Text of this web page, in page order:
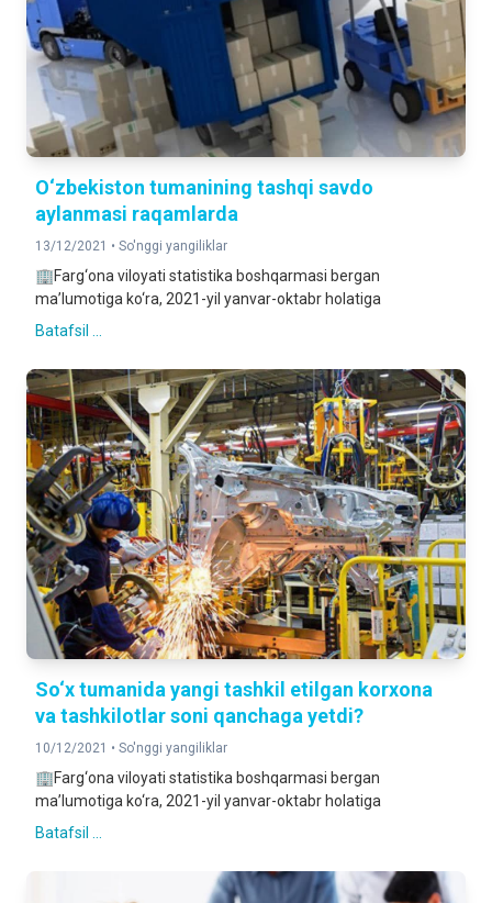
O‘zbekiston tumanining tashqi savdo
aylanmasi raqamlarda
13/12/2021 • So'nggi yangiliklar
🏢Farg‘ona viloyati statistika boshqarmasi bergan
ma’lumotiga ko‘ra, 2021-yil yanvar-oktabr holatiga
Batafsil ...
So‘x tumanida yangi tashkil etilgan korxona
va tashkilotlar soni qanchaga yetdi?
10/12/2021 • So'nggi yangiliklar
🏢Farg‘ona viloyati statistika boshqarmasi bergan
ma’lumotiga ko‘ra, 2021-yil yanvar-oktabr holatiga
Batafsil ...